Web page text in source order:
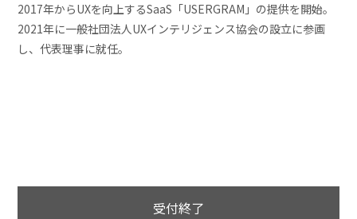
2017年からUXを向上するSaaS「USERGRAM」の提供を開始。
2021年に一般社団法人UXインテリジェンス協会の設立に参画
し、代表理事に就任。
受付終了